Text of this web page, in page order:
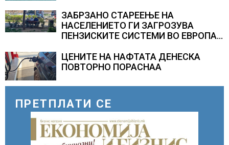
ЗАБРЗАНО СТАРЕЕЊЕ НА
НАСЕЛЕНИЕТО ГИ ЗАГРОЗУВА
ПЕНЗИСКИТЕ СИСТЕМИ ВО ЕВРОПА и
ЦЕНИТЕ НА НАФТАТА ДЕНЕСКА
ПОВТОРНО ПОРАСНАА
ПРЕТПЛАТИ СЕ